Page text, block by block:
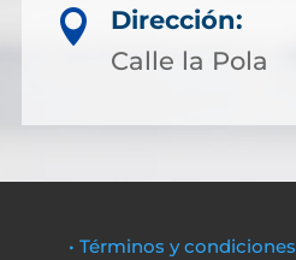

Dirección:
Calle la Pola
• Términos y condiciones